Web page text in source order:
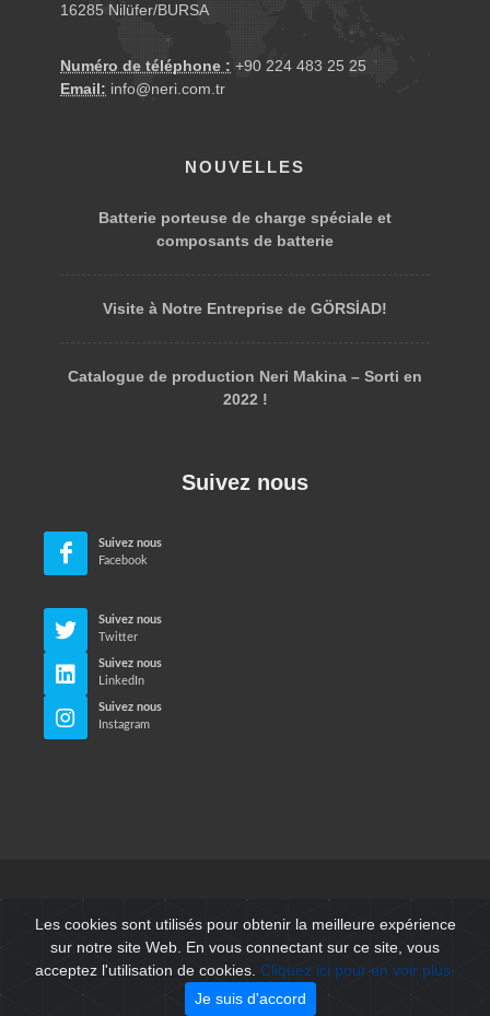
Les cookies sont utilisés pour obtenir la meilleure expérience
sur notre site Web. En vous connectant sur ce site, vous
acceptez l'utilisation de cookies. Cliquez ici pour en voir plus.
Je suis d'accord
16285 Nilüfer/BURSA
Numéro de téléphone : +90 224 483 25 25
Email: info@neri.com.tr
NOUVELLES
Batterie porteuse de charge spéciale et
composants de batterie
Visite à Notre Entreprise de GÖRSİAD!
Catalogue de production Neri Makina – Sorti en
2022 !
Suivez nous
Suivez nous
Facebook
Suivez nous
Twitter
Suivez nous
LinkedIn
Suivez nous
Instagram
© Neri Makina Mühendislik Sanayi ve Ticaret Ltd. Sti. Tous
les droits sont réservés.
Conditions d'utilisation/Politique de confidentialité